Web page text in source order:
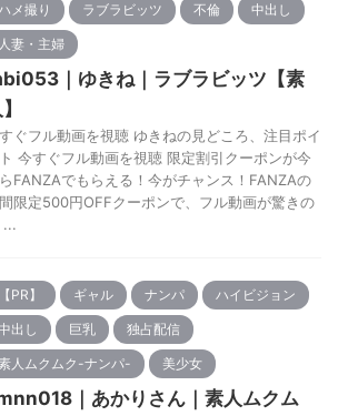
メ撮り ラブラビッツ 不倫 中出し
人妻・主婦
｜ゆきね｜ラブラビッツ【素
ぐフル動画を視聴 ゆきねの見どころ、注目ポイ
今すぐフル動画を視聴 限定割引クーポンが今
FANZAでもらえる！今がチャンス！FANZAの
限定500円OFFクーポンで、フル動画が驚きの
...
【PR】 ギャル ナンパ ハイビジョン
出し 巨乳 独占配信
人ムクムク-ナンパ- 美少女
｜あかりさん｜素人ムクム